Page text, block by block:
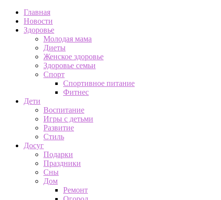
Главная
Новости
Здоровье
Молодая мама
Диеты
Женское здоровье
Здоровье семьи
Спорт
Спортивное питание
Фитнес
Дети
Воспитание
Игры с детьми
Развитие
Стиль
Досуг
Подарки
Праздники
Сны
Дом
Ремонт